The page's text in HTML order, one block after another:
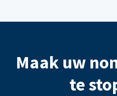
Maak uw
te